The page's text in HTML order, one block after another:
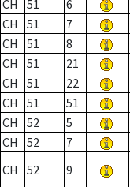
CH 51 6
CH
51 7
CH
51 8
CH
51 21
CH
51 22
CH
51 51
CH
52 5
CH
52 7
CH
52 9